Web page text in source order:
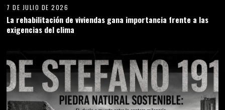
7 DE JULIO DE 2026
La rehabilitación de viviendas gana importancia frente a las
exigencias del clima